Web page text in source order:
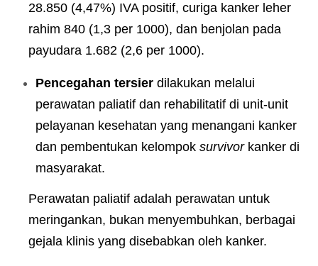
28.850 (4,47%) IVA positif, curiga kanker leher
rahim 840 (1,3 per 1000), dan benjolan pada
payudara 1.682 (2,6 per 1000).
Pencegahan tersier dilakukan melalui
perawatan paliatif dan rehabilitatif di unit-unit
pelayanan kesehatan yang menangani kanker
dan pembentukan kelompok survivorkanker di
masyarakat.
Perawatan paliatif adalah perawatan untuk
meringankan, bukan menyembuhkan, berbagai
gejala klinis yang disebabkan oleh kanker.